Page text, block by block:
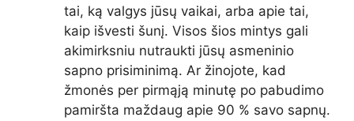
tai, ką valgys jūsų vaikai, arba apie tai,
kaip išvesti šunį. Visos šios mintys gali
akimirksniu nutraukti jūsų asmeninio
sapno prisiminimą. Ar žinojote, kad
žmonės per pirmąją minutę po pabudimo
pamiršta maždaug apie 90 % savo sapnų.